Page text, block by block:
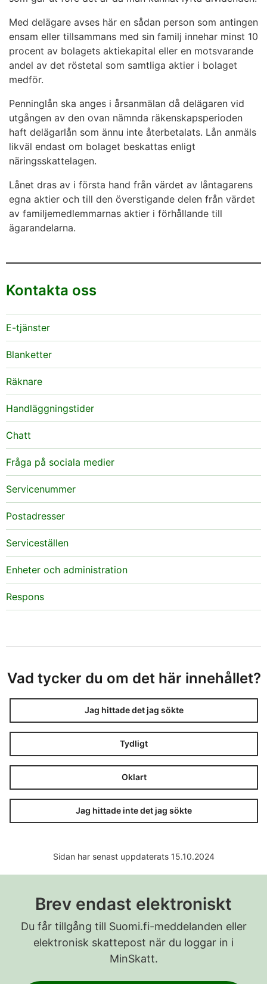
Med delägare avses här en sådan person som antingen
ensam eller tillsammans med sin familj innehar minst 10
procent av bolagets aktiekapital eller en motsvarande
andel av det röstetal som samtliga aktier i bolaget
medför.
Penninglån ska anges i årsanmälan då delägaren vid
utgången av den ovan nämnda räkenskapsperioden
haft delägarlån som ännu inte återbetalats. Lån anmäls
likväl endast om bolaget beskattas enligt
näringsskattelagen.
Lånet dras av i första hand från värdet av låntagarens
egna aktier och till den överstigande delen från värdet
av familjemedlemmarnas aktier i förhållande till
ägarandelarna.
Kontakta oss
E-tjänster
Blanketter
Räknare
Handläggningstider
Chatt
Fråga på sociala medier
Servicenummer
Postadresser
Serviceställen
Enheter och administration
Respons
Vad tycker du om det här innehållet?
Jag hittade det jag sökte
Tydligt
Oklart
Jag hittade inte det jag sökte
Sidan har senast uppdaterats 15.10.2024
Brev endast elektroniskt
Du får tillgång till Suomi.fi-meddelanden eller
elektronisk skattepost när du loggar in i
MinSkatt.